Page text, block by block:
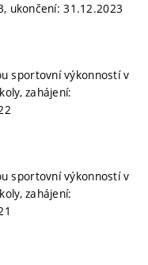
ukončení: 31.12.2023
sportovní výkonností v
zahájení:
sportovní výkonností v
zahájení: